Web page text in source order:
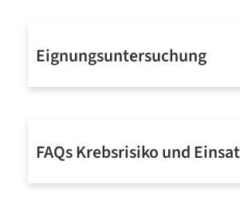
Eignungsuntersuchung
FAQs Krebsrisiko und